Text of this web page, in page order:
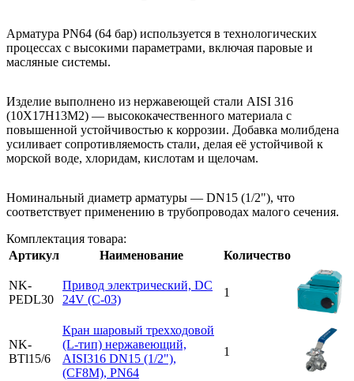
Арматура PN64 (64 бар) используется в технологических
процессах с высокими параметрами, включая паровые и
масляные системы.
Изделие выполнено из нержавеющей стали AISI 316
(10Х17Н13М2) — высококачественного материала с
повышенной устойчивостью к коррозии. Добавка молибдена
усиливает сопротивляемость стали, делая её устойчивой к
морской воде, хлоридам, кислотам и щелочам.
Номинальный диаметр арматуры — DN15 (1/2"), что
соответствует применению в трубопроводах малого сечения.
Комплектация товара:
Артикул
Наименование Количество
NK-
PEDL30
Привод электрический, DC
24V (C-03)
1
NK-
BTl15/6
Кран шаровый трехходовой
(L-тип) нержавеющий,
AISI316 DN15 (1/2"),
(CF8M), PN64
1